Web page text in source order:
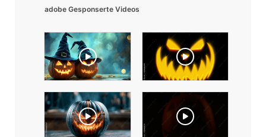
adobe Gesponserte Videos